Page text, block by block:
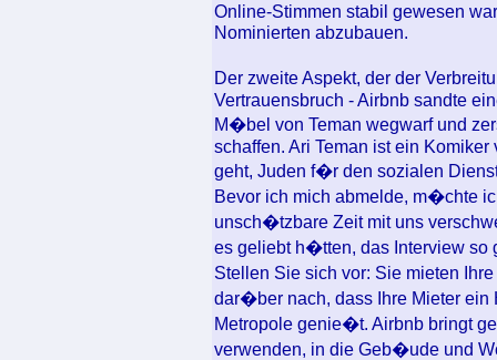
Online-Stimmen stabil gewesen
Nominierten abzubauen.
Der zweite Aspekt, der der
Vertrauensbruch - Airbnb sandte
M�bel von Teman wegwarf und
schaffen. Ari Teman ist ein
geht, Juden f�r den sozialen
Bevor ich mich abmelde, m�chte
unsch�tzbare Zeit mit uns
es geliebt h�tten, das Interview so
Stellen Sie sich vor: Sie mieten
dar�ber nach, dass Ihre Mieter ein
Metropole genie�t. Airbnb bringt
verwenden, in die Geb�ude und